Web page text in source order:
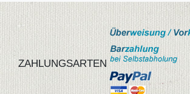
ZAHLUNGSARTEN